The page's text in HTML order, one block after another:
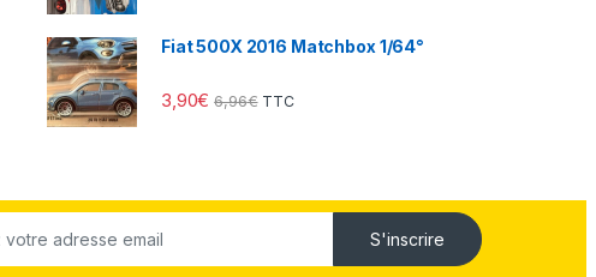
Fiat 500X 2016 Matchbox 1/64°
3,90€ 6,96€ TTC
S'inscrire